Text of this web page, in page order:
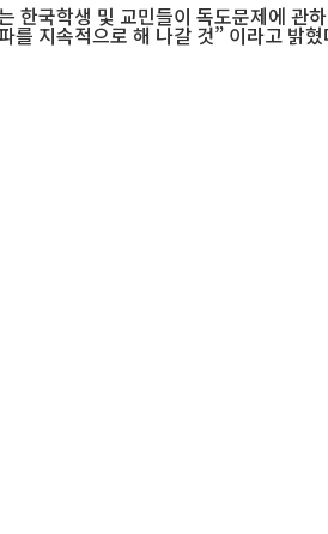
국학생 및 교민들이 독도문제에
를 지속적으로 해 나갈 것” 이라고 밝